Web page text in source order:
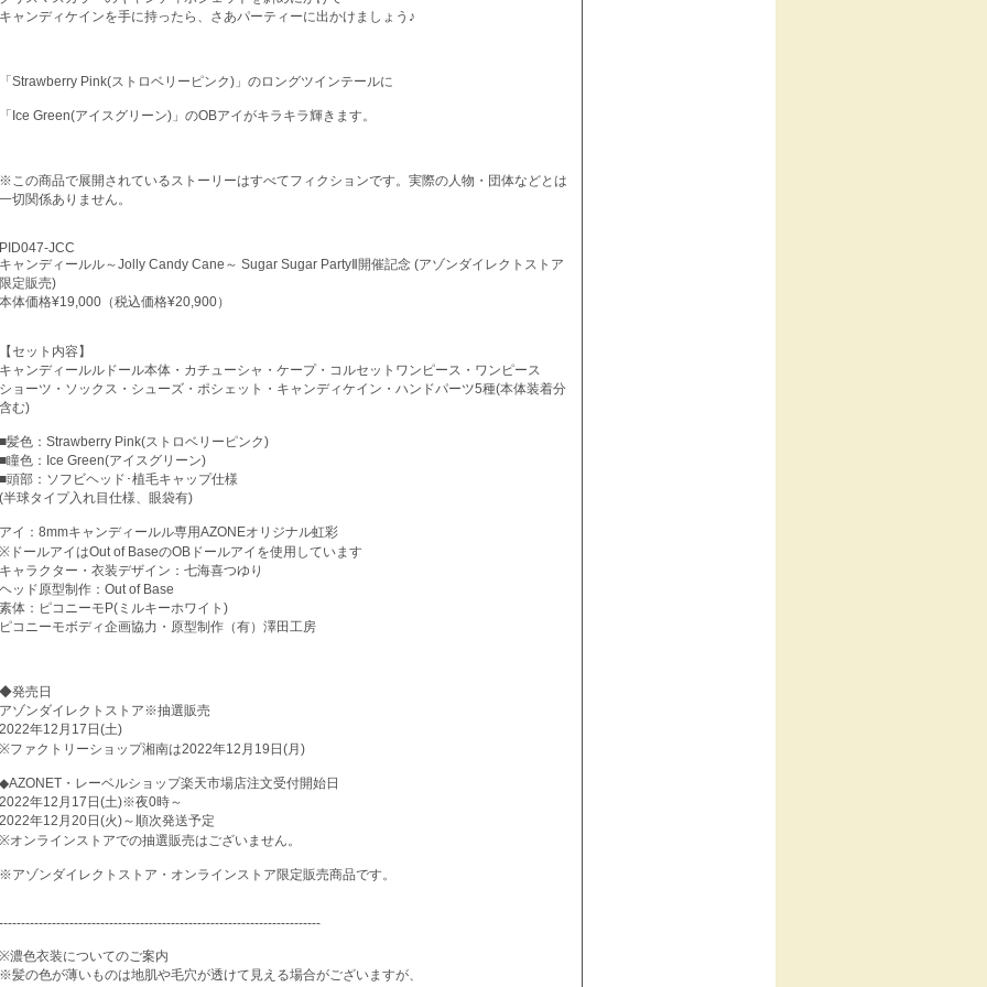
キャンディケインを手に持ったら、さあパーティーに出かけましょう♪
「Strawberry Pink(ストロベリーピンク)」のロングツインテールに
「Ice Green(アイスグリーン)」のOBアイがキラキラ輝きます。
※この商品で展開されているストーリーはすべてフィクションです。実際の人物・団体などとは
一切関係ありません。
PID047-JCC
キャンディールル～Jolly Candy Cane～ Sugar Sugar PartyⅡ開催記念 (アゾンダイレクトストア
限定販売)
本体価格¥19,000（税込価格¥20,900）
【セット内容】
キャンディールルドール本体・カチューシャ・ケープ・コルセットワンピース・ワンピース
ショーツ・ソックス・シューズ・ポシェット・キャンディケイン・ハンドパーツ5種(本体装着分
含む)
■髪色：Strawberry Pink(ストロベリーピンク)
■瞳色：Ice Green(アイスグリーン)
■頭部：ソフビヘッド･植毛キャップ仕様
(半球タイプ入れ目仕様、眼袋有)
アイ：8mmキャンディールル専用AZONEオリジナル虹彩
※ドールアイはOut of BaseのOBドールアイを使用しています
キャラクター・衣装デザイン：七海喜つゆり
ヘッド原型制作：Out of Base
素体：ピコニーモP(ミルキーホワイト)
ピコニーモボディ企画協力・原型制作（有）澤田工房
◆発売日
アゾンダイレクトストア※抽選販売
2022年12月17日(土)
※ファクトリーショップ湘南は2022年12月19日(月)
◆AZONET・レーベルショップ楽天市場店注文受付開始日
2022年12月17日(土)※夜0時～
2022年12月20日(火)～順次発送予定
※オンラインストアでの抽選販売はございません。
※アゾンダイレクトストア・オンラインストア限定販売商品です。
-------------------------------------------------------------------------
※濃色衣装についてのご案内
※髪の色が薄いものは地肌や毛穴が透けて見える場合がございますが、